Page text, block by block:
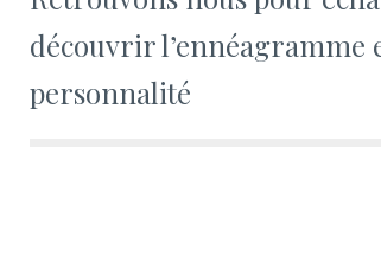
découvrir l’ennéagramme
personnalité